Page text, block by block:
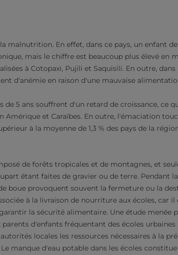
malnutrition. En effet, dans ce pays, un enfant
mais le chiffre est beaucoup plus élevé en
à Cotopaxi, Pujili et Saquisili. En outre,
d'anémie en raison d'une mauvaise
de 5 ans souffrent d'un retard de croissance, ce
Amérique et Caraïbes. En outre, l'émaciation
à la moyenne de 1,3 % des pays de la
de forêts tropicales et de montagnes, et
étant faites de gravier ou de terre. Pendant
boue provoquent souvent la fermeture ou la
à la livraison de nourriture aux écoles, car il
la sécurité alimentaire. Une étude menée
d'enfants fréquentant des écoles urbaines
locales les ressources nécessaires à la
manque d'eau potable dans les écoles